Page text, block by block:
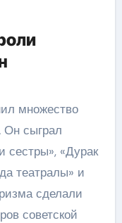
множество
Он сыграл
сестры», «Дурак
театралы» и
сделали
советской